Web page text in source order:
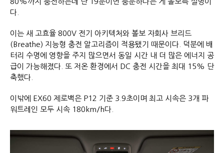
다.
이는 새 고효율 800V 전기 아키텍처와 볼보 자회사 브리드
(Breathe) 지능형 충전 알고리즘이 적용됐기 때문이다. 덕분에 배
터리 수명에 영향을 주지 많으면서 동일 시간 내 더 많은 에너지 공
급이 가능해졌다. 또 저온 환경에서 DC 충전 시간을 최대 15% 단
축했다.
이밖에 EX60 제로백은 P12 기준 3.9초이며 최고 시속은 3개 파
워트레인 모두 시속 180km/h다.